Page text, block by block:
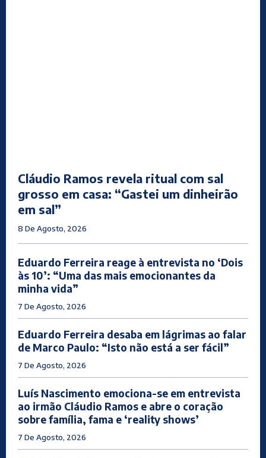
Cláudio Ramos revela ritual com sal
grosso em casa: “Gastei um dinheirão
em sal”
8 De Agosto, 2026
Eduardo Ferreira reage à entrevista no ‘Dois
às 10’: “Uma das mais emocionantes da
minha vida”
7 De Agosto, 2026
Eduardo Ferreira desaba em lágrimas ao falar
de Marco Paulo: “Isto não está a ser fácil”
7 De Agosto, 2026
Luís Nascimento emociona-se em entrevista
ao irmão Cláudio Ramos e abre o coração
sobre família, fama e ‘reality shows’
7 De Agosto, 2026